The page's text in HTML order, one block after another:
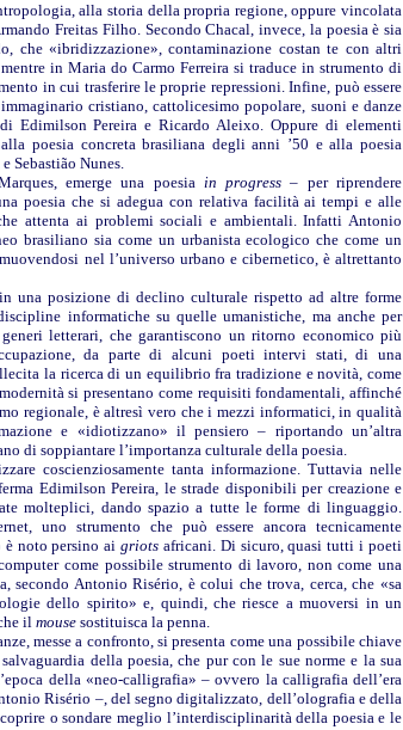
alla storia della propria regione, oppure vincolata
Freitas Filho. Secondo Chacal, invece, la poesia è sia
che «ibridizzazione», contaminazione costan te con altri
in Maria do Carmo Ferreira si traduce in strumento di
in cui trasferire le proprie repressioni. Infine, può essere
cristiano, cattolicesimo popolare, suoni e danze
Edimilson Pereira e Ricardo Aleixo. Oppure di elementi
poesia concreta brasiliana degli anni ’50 e alla poesia
Sebastião Nunes.
emerge una poesia in progress – per riprendere
poesia che si adegua con relativa facilità ai tempi e alle
attenta ai problemi sociali e ambientali. Infatti Antonio
brasiliano sia come un urbanista ecologico che come un
nel l’universo urbano e cibernetico, è altrettanto
una posizione di declino culturale rispetto ad altre forme
informatiche su quelle umanistiche, ma anche per
letterari, che garantiscono un ritorno economico più
da parte di alcuni poeti intervi stati, di una
la ricerca di un equilibrio fra tradizione e novità, come
si presentano come requisiti fondamentali, affinché
regionale, è altresì vero che i mezzi informatici, in qualità
e «idiotizzano» il pensiero – riportando un’altra
di soppiantare l’importanza culturale della poesia.
coscienziosamente tanta informazione. Tuttavia nelle
Edimilson Pereira, le strade disponibili per creazione e
molteplici, dando spazio a tutte le forme di linguaggio.
uno strumento che può essere ancora tecnicamente
è noto persino aigriots africani. Di sicuro, quasi tutti i poeti
come possibile strumento di lavoro, non come una
secondo Antonio Risério, è colui che trova, cerca, che «sa
dello spirito» e, quindi, che riesce a muoversi in un
il mouse sostituisca la penna.
messe a confronto, si presenta come una possibile chiave
della poesia, che pur con le sue norme e la sua
della «neo-calligrafia» – ovvero la calligrafia dell’era
Risério –, del segno digitalizzato, dell’olografia e della
o sondare meglio l’interdisciplinarità della poesia e le